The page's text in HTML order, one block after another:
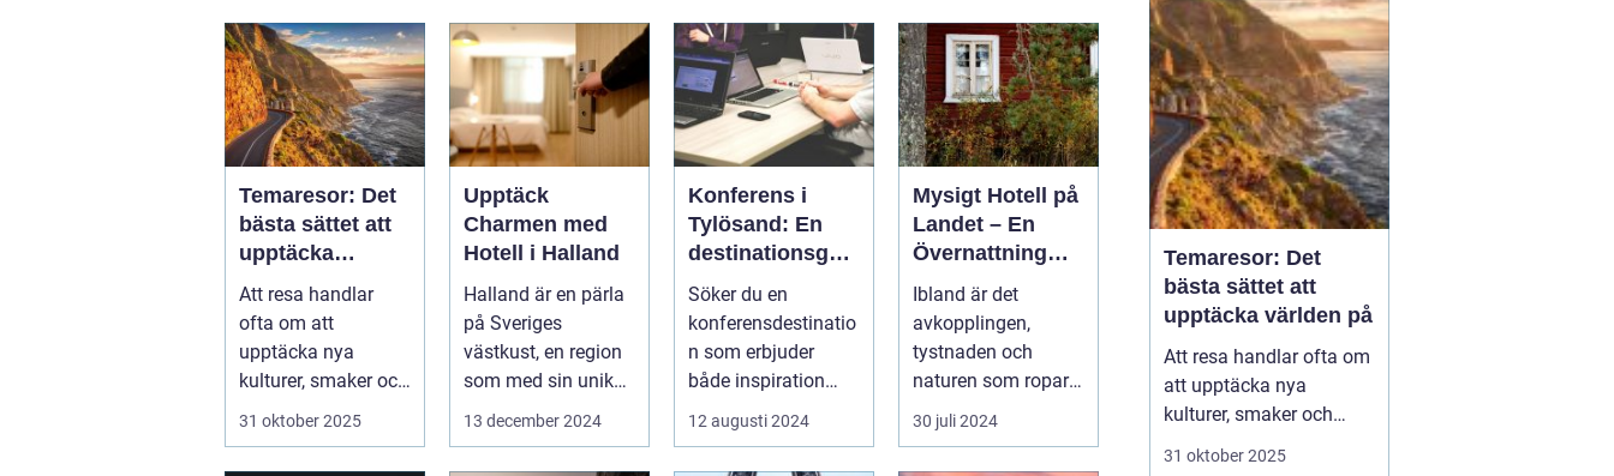
Temaresor: Det
bästa sättet att
upptäcka
världen på
Att resa handlar
ofta om att
upptäcka nya
kulturer, smaker och
perspektiv. Men vad
31 oktober 2025
Upptäck
Charmen med
Hotell i Halland
Halland är en pärla
på Sveriges
västkust, en region
som med sin unika
kustlinje...
13 december 2024
Konferens i
Tylösand: En
destinationsgui
de
Söker du en
konferensdestinatio
n som erbjuder
både inspiration
och avkoppling?
Tylös...
12 augusti 2024
Mysigt Hotell på
Landet – En
Övernattning
Med Charm
Ibland är det
avkopplingen,
tystnaden och
naturen som ropar
efter oss, och svaret
är ofta ...
30 juli 2024
landskap eller den unika
maten, erbjud...
Temaresor: Det
bästa sättet att
upptäcka världen på
Att resa handlar ofta om
att upptäcka nya
kulturer, smaker och
perspektiv. Men vad
31 oktober 2025